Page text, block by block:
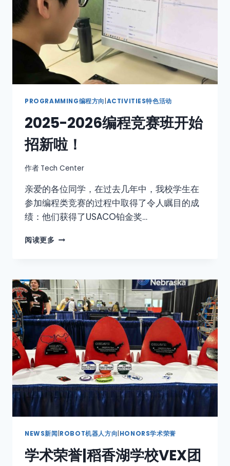
PROGRAMMING编程方向 ACTIVITIES特色活动
2025-2026编程竞赛班开始
招新啦！
作者 Tech Center
亲爱的各位同学，在过去几年中，我校学生在
参加编程类竞赛的过程中取得了令人瞩目的成
绩：他们获得了USACO铂金奖…
阅读更多
NEWS新闻 ROBOT机器人方向 HONORS学术荣誉
学术荣誉|稻香湖学校VEX团